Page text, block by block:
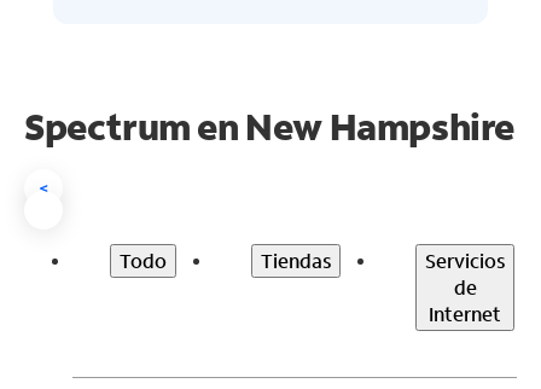
Spectrum en New Hampshire
<
Todo Tiendas
Servicios
de
Internet